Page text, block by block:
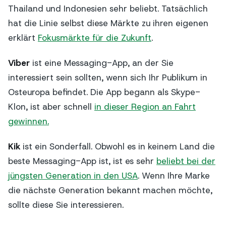
Thailand und Indonesien sehr beliebt. Tatsächlich
hat die Linie selbst diese Märkte zu ihren eigenen
erklärt Fokusmärkte für die Zukunft.
Viber ist eine Messaging-App, an der Sie
interessiert sein sollten, wenn sich Ihr Publikum in
Osteuropa befindet. Die App begann als Skype-
Klon, ist aber schnell in dieser Region an Fahrt
gewinnen.
Kik ist ein Sonderfall. Obwohl es in keinem Land die
beste Messaging-App ist, ist es sehr beliebt bei der
jüngsten Generation in den USA. Wenn Ihre Marke
die nächste Generation bekannt machen möchte,
sollte diese Sie interessieren.